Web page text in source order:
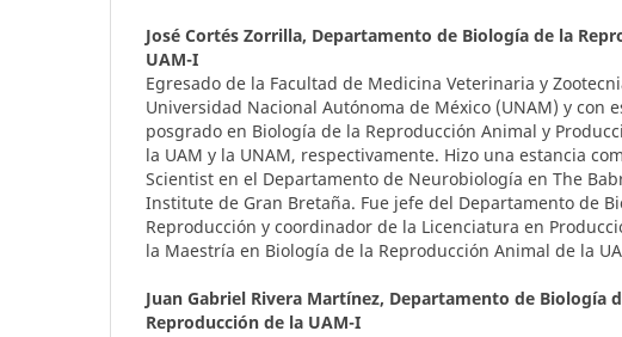
José Cortés Zorrilla, Departamento de Biología de la
UAM-I
Egresado de la Facultad de Medicina Veterinaria y
Universidad Nacional Autónoma de México (UNAM) y con
posgrado en Biología de la Reproducción Animal y
la UAM y la UNAM, respectivamente. Hizo una estancia
Scientist en el Departamento de Neurobiología en The
Institute de Gran Bretaña. Fue jefe del Departamento de
Reproducción y coordinador de la Licenciatura en
la Maestría en Biología de la Reproducción Animal de la
Juan Gabriel Rivera Martínez, Departamento de Biología
Reproducción de la UAM-I